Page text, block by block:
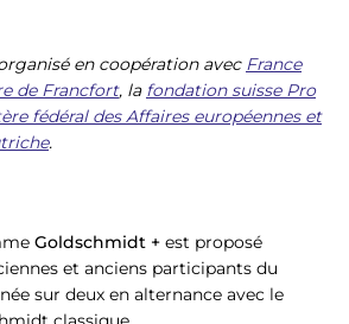
en coopération avec France
de Francfort, la fondation suisse Pro
fédéral des Affaires européennes et
.
Goldschmidt + est proposé
et anciens participants du
sur deux en alternance avec le